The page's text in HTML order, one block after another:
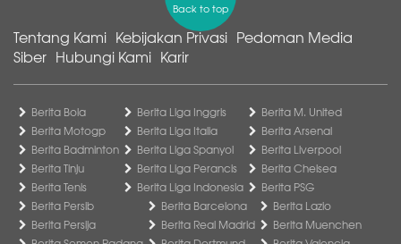
Back to top
Tentang Kami Kebijakan Privasi Pedoman Media
Siber Hubungi Kami Karir
Berita Bola
Berita Motogp
Berita Badminton
Berita Tinju
Berita Tenis
Berita Liga Inggris
Berita Liga Italia
Berita Liga Spanyol
Berita Liga Perancis
Berita Liga Indonesia
Berita M. United
Berita Arsenal
Berita Liverpool
Berita Chelsea
Berita PSG
Berita Persib
Berita Persija
Berita Barcelona
Berita Real Madrid
Berita Lazio
Berita Muenchen